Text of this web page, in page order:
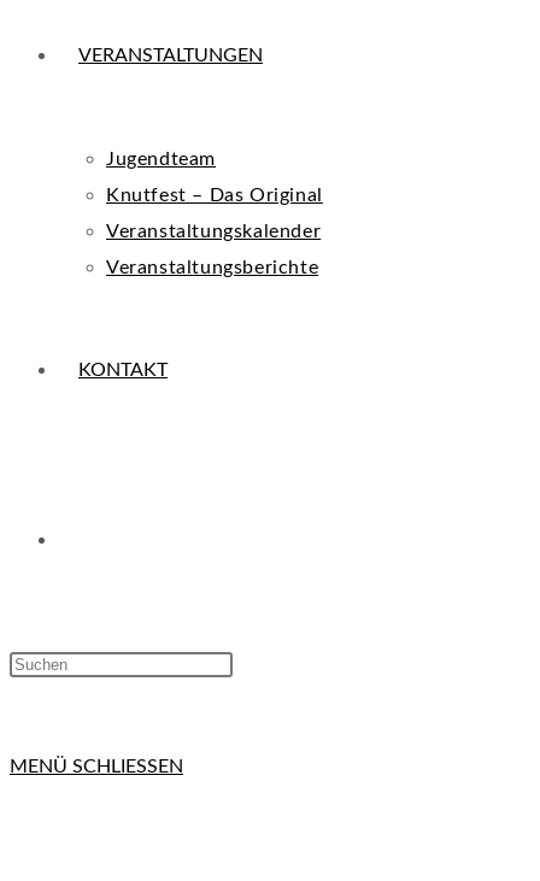
VERANSTALTUNGEN
Jugendteam
Knutfest – Das Original
Veranstaltungskalender
Veranstaltungsberichte
KONTAKT
MENÜ SCHLIESSEN